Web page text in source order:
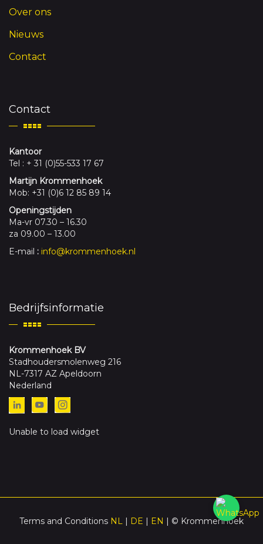
Over ons
Nieuws
Contact
Contact
Kantoor
Tel : + 31 (0)55-533 17 67
Martijn Krommenhoek
Mob: +31 (0)6 12 85 89 14
Openingstijden
Ma-vr 07.30 – 16.30
za 09.00 – 13.00
E-mail : info@krommenhoek.nl
Bedrijfsinformatie
Krommenhoek BV
Stadhoudersmolenweg 216
NL-7317 AZ Apeldoorn
Nederland
Unable to load widget
Terms and Conditions NL | DE | EN | © Krommenhoek